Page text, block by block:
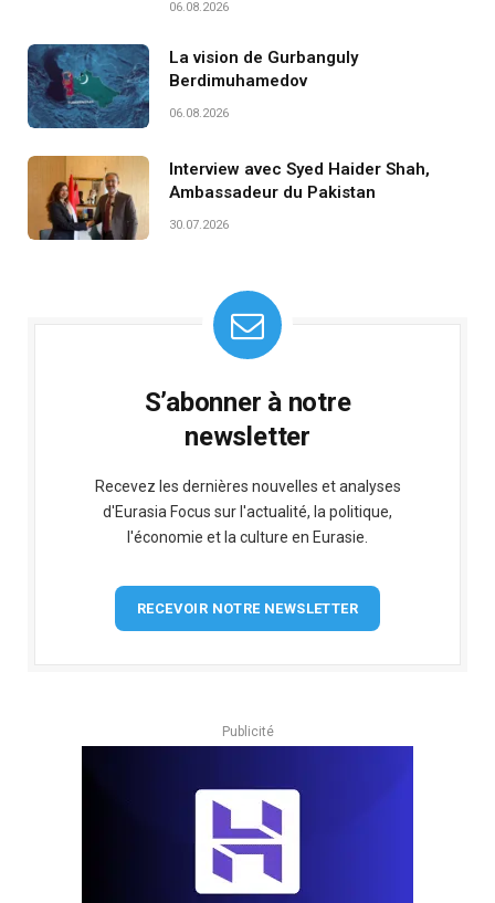
06.08.2026
La vision de Gurbanguly
Berdimuhamedov
06.08.2026
Interview avec Syed Haider Shah,
Ambassadeur du Pakistan
30.07.2026
S’abonner à notre
newsletter
Recevez les dernières nouvelles et analyses
d'Eurasia Focus sur l'actualité, la politique,
l'économie et la culture en Eurasie.
RECEVOIR NOTRE NEWSLETTER
Publicité